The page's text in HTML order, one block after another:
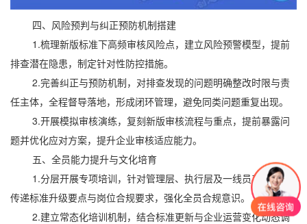
四、风险预判与纠正预防机制搭建
1.梳理新版标准下高频审核风险点，建立风险预警模型，提前
排查潜在隐患，制定针对性防控措施。
2.完善纠正与预防机制，对排查发现的问题明确整改时限与责
任主体，全程督导落地，形成闭环管理，避免同类问题重复出现。
3.开展模拟审核演练，复刻新版审核流程与重点，提前暴露问
题并优化应对方案，提升企业审核适应能力。
五、全员能力提升与文化培育
1.分层开展专项培训，针对管理层、执行层及一线员工，精准
传递标准升级要点与岗位合规要求，强化全员合规意识。
2.建立常态化培训机制，结合标准更新与企业运营变化动态调